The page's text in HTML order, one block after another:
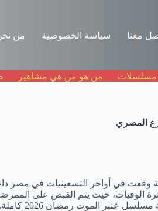
معنا سياسة الخصوصية من
مسلسلات من هو من هي مشاهير
أحداث واقعية لقضية وقعت في أواخر
الوفيات، حيث يتم القبض على
عنبر الموت رمضان 2026 كاملة.